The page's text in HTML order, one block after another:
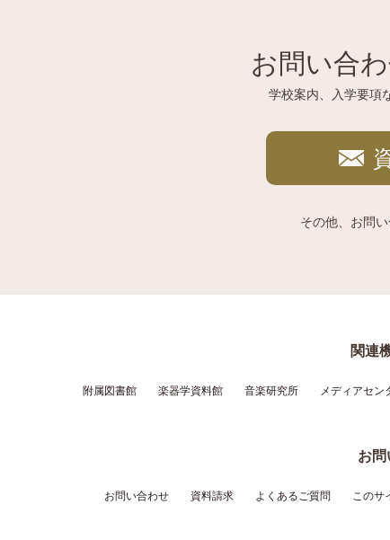
お問い合
学校案内、入学要項
その他、お問
関連
附属図書館 楽器学資料館 音楽研究所 メディアセン
お問
お問い合わせ 資料請求 よくあるご質問 このサ